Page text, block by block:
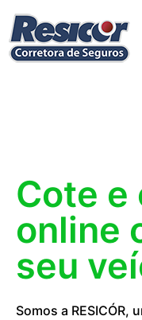
Cote
online
seu
Somos a RESICÓR,